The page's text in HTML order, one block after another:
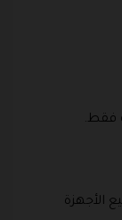
فقط.
الأجهزة